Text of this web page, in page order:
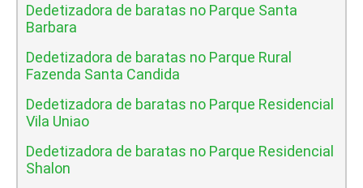
Dedetizadora de baratas no Parque Santa
Barbara
Dedetizadora de baratas no Parque Rural
Fazenda Santa Candida
Dedetizadora de baratas no Parque Residencial
Vila Uniao
Dedetizadora de baratas no Parque Residencial
Shalon